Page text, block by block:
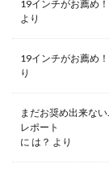
19インチがお薦め
より
19インチがお薦め
り
まだお奨め出来な
レポート
に は？ より